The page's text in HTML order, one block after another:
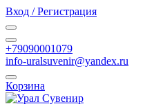
Вход / Регистрация
+79090001079
info-uralsuvenir@yandex.ru
Корзина